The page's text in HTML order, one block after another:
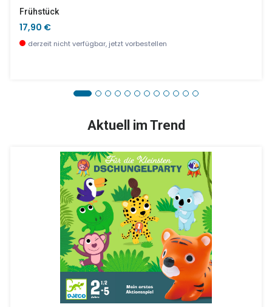
Frühstück
17,90 €
derzeit nicht verfügbar, jetzt vorbestellen
Puzz & Stack Rainbow - Puzzle Und Stapelspiel
Aktuell im Trend